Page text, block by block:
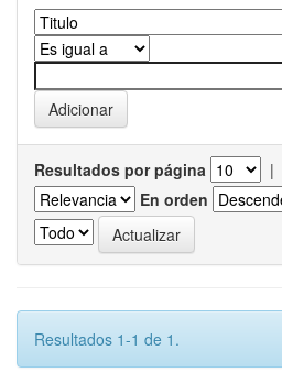
Resultados por página |
En orden
Resultados 1-1 de 1.